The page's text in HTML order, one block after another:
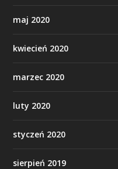
maj 2020
kwiecień 2020
marzec 2020
luty 2020
styczeń 2020
sierpień 2019